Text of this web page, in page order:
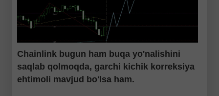
Chainlink bugun ham buqa yo'nalishini
saqlab qolmoqda, garchi kichik korreksiya
ehtimoli mavjud bo'lsa ham.